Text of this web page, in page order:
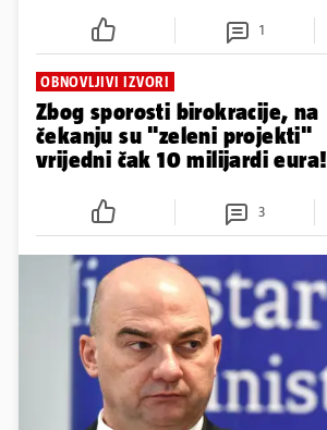
1
OBNOVLJIVI IZVORI
Zbog sporosti birokracije, na
čekanju su "zeleni projekti"
vrijedni čak 10 milijardi eura!
3